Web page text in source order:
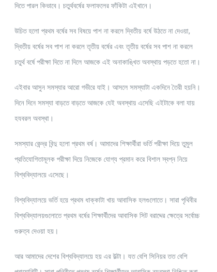
দিতে পারল কিভাবে। চতুর্থবর্ষের ফলাফলের ফাঁকিটা এইখানে।
উচিত হলো প্রথম বর্ষের সব বিষয়ে পাশ না করলে দ্বিতীয় বর্ষে উঠতে না দেওয়া,
দ্বিতীয় বর্ষের সব পাশ না করলে তৃতীয় বর্ষের এবং তৃতীয় বর্ষের সব পাশ না করলে
চতুর্থ বর্ষে পরীক্ষা দিতে না দিলে আজকে এই অনাকাঙ্খিত অবস্থায় পড়তে হতো না।
এইবার আসুন সমস্যার আরো গভীরে যাই। আসলে সমস্যাটা একদিনে তৈরী হয়নি।
দিনে দিনে সমস্যা বাড়তে বাড়তে আজকে যেই অবস্থায় এসেছি এইটাকে বলা যায়
হযবরল অবস্থা।
সমস্যার কেন্দ্র বিন্দু হলো প্রথম বর্ষ। আমাদের শিক্ষার্থীরা ভর্তি পরীক্ষা দিয়ে তুমুল
প্রতিযোগিতামূলক পরীক্ষা দিয়ে নিজেকে যোগ্য প্রমান করে বিশাল স্বপ্ন নিয়ে
বিশ্ববিদ্যালয়ে এসেছে।
বিশ্ববিদ্যালয়ে ভর্তি হয়ে প্রথম ধাক্কাটা খায় আবাসিক হলগুলোতে। সারা পৃথিবীর
বিশ্ববিদ্যালয়গুলোতে প্রথম বর্ষের শিক্ষার্থীদের আবাসিক সিট বরাদ্দের ক্ষেত্রে সর্বোচ্চ
গুরুত্ব দেওয়া হয়।
আর আমাদের দেশের বিশ্ববিদ্যালয়ে হয় এর উল্টা। যত বেশি সিনিয়র তত বেশি